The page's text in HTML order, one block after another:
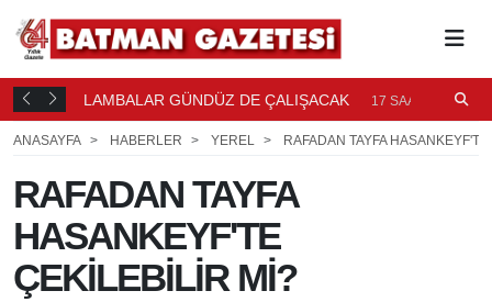
LAMBALAR GÜNDÜZ DE ÇALIŞACAK 17 SAAT ÖNCE
ANASAYFA HABERLER YEREL RAFADAN TAYFA
RAFADAN TAYFA
HASANKEYF'TE
ÇEKİLEBİLİR Mİ?